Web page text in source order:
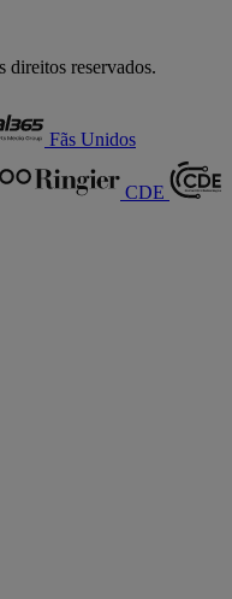
reservados.
Fãs Unidos
CDE